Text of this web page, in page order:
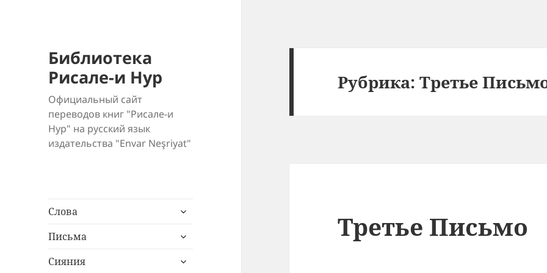
Библиотека
Рисале-и Нур
Официальный сайт
переводов книг "Рисале-и
Нур" на русский язык
издательства "Envar Neşriyat"
Слова
раскрыть
меню
Письма
раскрыть
меню
Сияния
раскрыть
Рубрика:Третье
Третье Письмо